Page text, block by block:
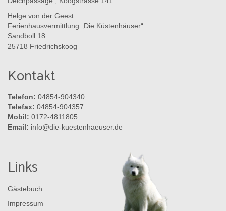
Helge von der Geest
Ferienhausvermittlung „Die Küstenhäuser“
Sandboll 18
25718 Friedrichskoog
Kontakt
Telefon: 04854-904340
Telefax: 04854-904357
Mobil: 0172-4811805
Email: info@die-kuestenhaeuser.de
Links
Gästebuch
Impressum